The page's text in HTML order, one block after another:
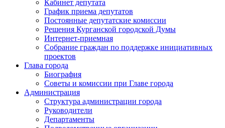
Кабинет депутата
График приема депутатов
Постоянные депутатские комиссии
Решения Курганской городской Думы
Интернет-приемная
Собрание граждан по поддержке инициативных
проектов
Глава города
Биография
Советы и комиссии при Главе города
Администрация
Структура администрации города
Руководители
Департаменты